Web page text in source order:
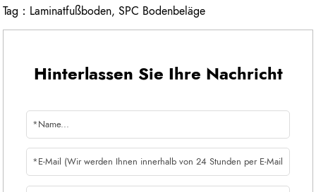
Tag： Laminatfußboden,SPC Bodenbeläge
Hinterlassen Sie Ihre Nachricht